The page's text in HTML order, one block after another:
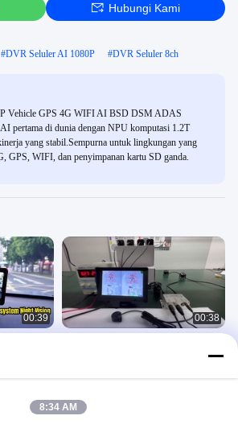
Hubungi Kami
#DVR Seluler AI 1080P #DVR Seluler 8ch
Vehicle GPS 4G WIFI AI BSD DSM ADAS
pertama di dunia dengan NPU komputasi 1.2T
yang stabil.Sempurna untuk lingkungan yang
GPS, WIFI, dan penyimpanan kartu SD ganda.
00:39
–
00:38
8:34 AM